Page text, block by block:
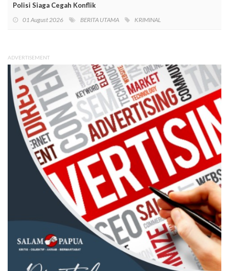
Polisi Siaga Cegah Konflik
01 August 2026 BERITA UTAMA KRIMINAL
ADVERTISEMENT